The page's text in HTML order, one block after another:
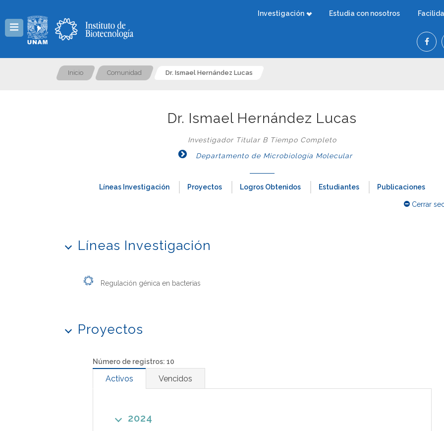
Investigación Estudia con nosotros
Inicio Comunidad Dr. Ismael Hernández Lucas
Dr. Ismael Hernández Lucas
Investigador Titular B Tiempo Completo
Departamento de Microbiología Molecular
Líneas Investigación Proyectos Logros Obtenidos Estudiantes Publicaciones
Cerrar
Líneas Investigación
Regulación génica en bacterias
Proyectos
Número de registros: 10
Activos Vencidos
2024